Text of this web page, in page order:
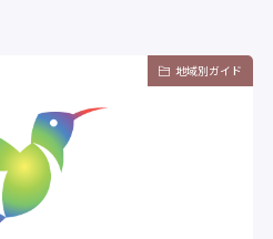
地域別ガイド